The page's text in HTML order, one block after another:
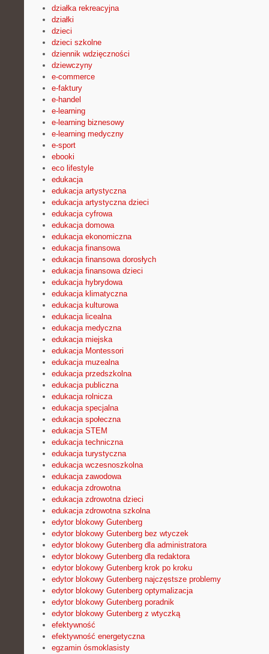
działka rekreacyjna
działki
dzieci
dzieci szkolne
dziennik wdzięczności
dziewczyny
e-commerce
e-faktury
e-handel
e-learning
e-learning biznesowy
e-learning medyczny
e-sport
ebooki
eco lifestyle
edukacja
edukacja artystyczna
edukacja artystyczna dzieci
edukacja cyfrowa
edukacja domowa
edukacja ekonomiczna
edukacja finansowa
edukacja finansowa dorosłych
edukacja finansowa dzieci
edukacja hybrydowa
edukacja klimatyczna
edukacja kulturowa
edukacja licealna
edukacja medyczna
edukacja miejska
edukacja Montessori
edukacja muzealna
edukacja przedszkolna
edukacja publiczna
edukacja rolnicza
edukacja specjalna
edukacja społeczna
edukacja STEM
edukacja techniczna
edukacja turystyczna
edukacja wczesnoszkolna
edukacja zawodowa
edukacja zdrowotna
edukacja zdrowotna dzieci
edukacja zdrowotna szkolna
edytor blokowy Gutenberg
edytor blokowy Gutenberg bez wtyczek
edytor blokowy Gutenberg dla administratora
edytor blokowy Gutenberg dla redaktora
edytor blokowy Gutenberg krok po kroku
edytor blokowy Gutenberg najczęstsze problemy
edytor blokowy Gutenberg optymalizacja
edytor blokowy Gutenberg poradnik
edytor blokowy Gutenberg z wtyczką
efektywność
efektywność energetyczna
egzamin ósmoklasisty